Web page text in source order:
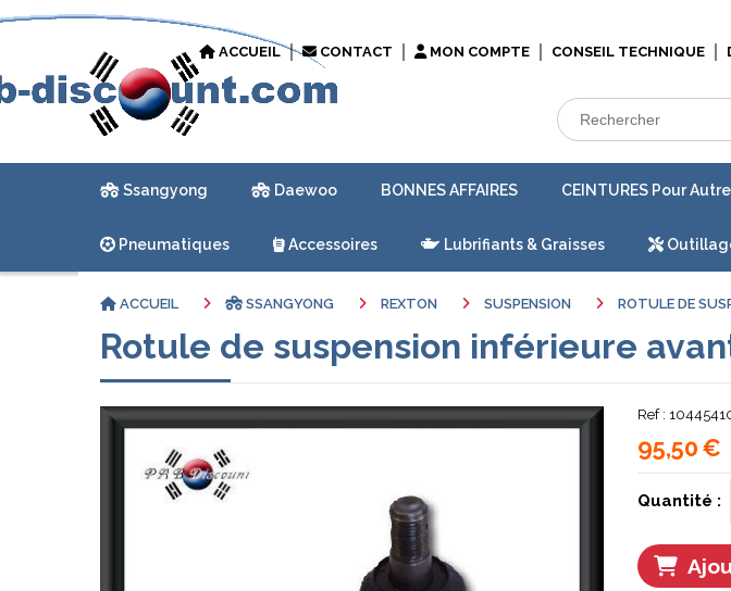
ACCUEIL CONTACT MON COMPTE CONSEIL TECHNIQUE
Ssangyong Daewoo BONNES AFFAIRES CEINTURES Pour
Pneumatiques Accessoires Lubrifiants & Graisses
ACCUEIL SSANGYONG REXTON SUSPENSION ROTULE DE
Rotule de suspension inférieure
Ref :
95,50€
Quantité :